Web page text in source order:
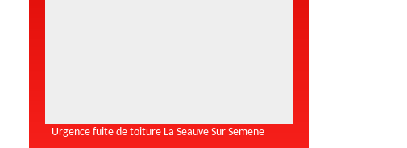
Urgence fuite de toiture La Seauve Sur Semene